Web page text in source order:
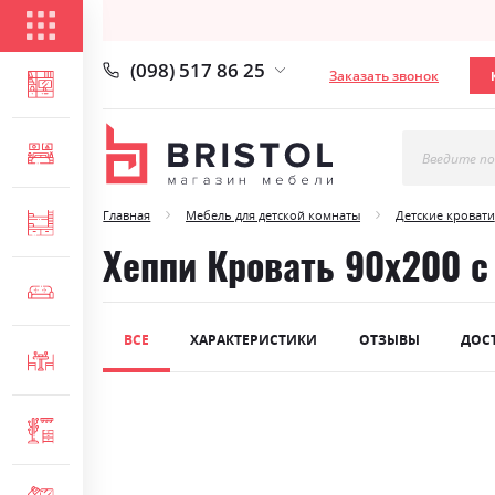
ГОСТИНАЯ
СПАЛЬНЯ
ДЕТСКАЯ
МЯГКАЯ МЕБЕЛЬ
(098) 517 86 25 Заказать звонок
Введите
Главная Мебель для детской комнаты Детские кровати
Хеппи Кровать 90х200
ВСЕ ХАРАКТЕРИСТИКИ ОТЗЫВЫ